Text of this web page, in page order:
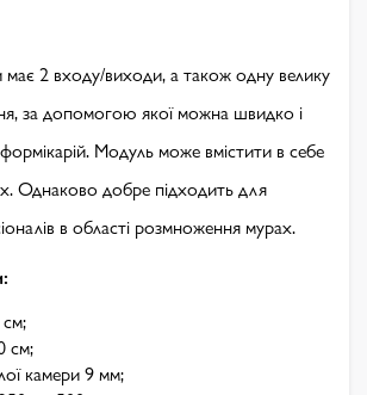
2 входу/виходи, а також одну велику
за допомогою якої можна швидко і
Модуль може вмістити в себе
Однаково добре підходить для
в області розмноження мурах.
см;
камери 9 мм;